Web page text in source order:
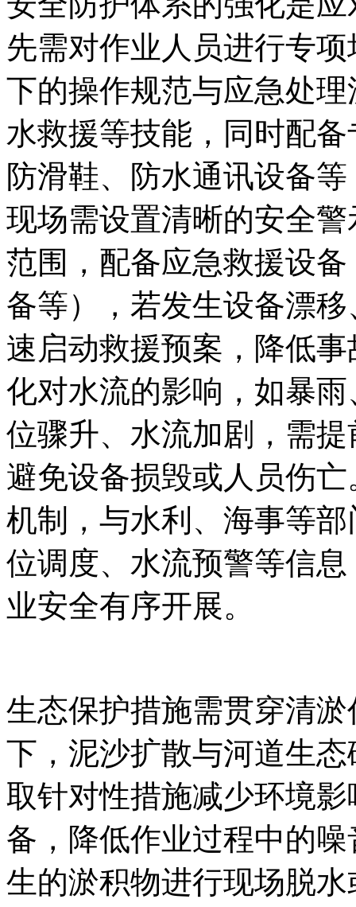
先需对作业人员进行专
下的操作规范与应急处
水救援等技能，同时配
防滑鞋、防水通讯设备
现场需设置清晰的安全
范围，配备应急救援设
备等），若发生设备漂
速启动救援预案，降低
化对水流的影响，如暴
位骤升、水流加剧，需
避免设备损毁或人员伤
机制，与水利、海事等
位调度、水流预警等信
业安全有序开展。
生态保护措施需贯穿清
下，泥沙扩散与河道生
取针对性措施减少环境
备，降低作业过程中的
生的淤积物进行现场脱